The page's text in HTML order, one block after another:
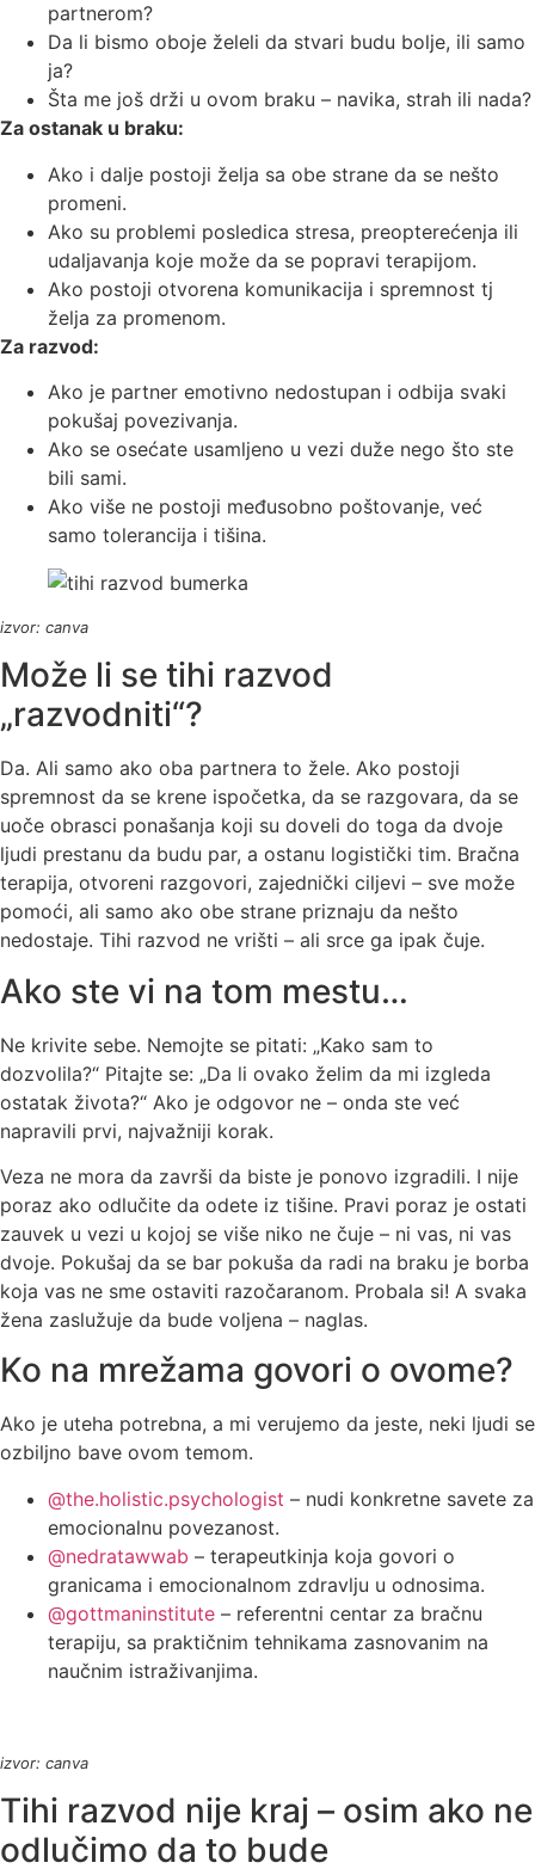
partnerom?
Da li bismo oboje želeli da stvari budu bolje, ili samo
ja?
Šta me još drži u ovom braku – navika, strah ili nada?
Za ostanak u braku:
Ako i dalje postoji želja sa obe strane da se nešto
promeni.
Ako su problemi posledica stresa, preopterećenja ili
udaljavanja koje može da se popravi terapijom.
Ako postoji otvorena komunikacija i spremnost tj
želja za promenom.
Za razvod:
Ako je partner emotivno nedostupan i odbija svaki
pokušaj povezivanja.
Ako se osećate usamljeno u vezi duže nego što ste
bili sami.
Ako više ne postoji međusobno poštovanje, već
samo tolerancija i tišina.
izvor: canva
Može li se tihi razvod
„razvodniti“?
Da. Ali samo ako oba partnera to žele. Ako postoji
spremnost da se krene ispočetka, da se razgovara, da se
uoče obrasci ponašanja koji su doveli do toga da dvoje
ljudi prestanu da budu par, a ostanu logistički tim. Bračna
terapija, otvoreni razgovori, zajednički ciljevi – sve može
pomoći, ali samo ako obe strane priznaju da nešto
nedostaje. Tihi razvod ne vrišti – ali srce ga ipak čuje.
Ako ste vi na tom mestu…
Ne krivite sebe. Nemojte se pitati: „Kako sam to
dozvolila?“ Pitajte se: „Da li ovako želim da mi izgleda
ostatak života?“ Ako je odgovor ne – onda ste već
napravili prvi, najvažniji korak.
Veza ne mora da završi da biste je ponovo izgradili. I nije
poraz ako odlučite da odete iz tišine. Pravi poraz je ostati
zauvek u vezi u kojoj se više niko ne čuje – ni vas, ni vas
dvoje. Pokušaj da se bar pokuša da radi na braku je borba
koja vas ne sme ostaviti razočaranom. Probala si! A svaka
žena zaslužuje da bude voljena – naglas.
Ko na mrežama govori o ovome?
Ako je uteha potrebna, a mi verujemo da jeste, neki ljudi se
ozbiljno bave ovom temom.
@the.holistic.psychologist – nudi konkretne savete za
emocionalnu povezanost.
@nedratawwab – terapeutkinja koja govori o
granicama i emocionalnom zdravlju u odnosima.
@gottmaninstitute – referentni centar za bračnu
terapiju, sa praktičnim tehnikama zasnovanim na
naučnim istraživanjima.
izvor: canva
Tihi razvod nije kraj – osim ako ne
odlučimo da to bude